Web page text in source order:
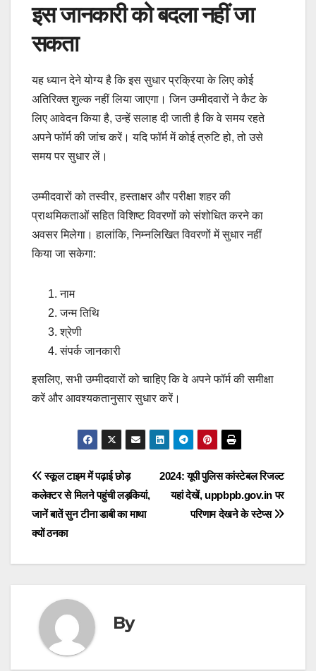
इस जानकारी को बदला नहीं जा
सकता
यह ध्यान देने योग्य है कि इस सुधार प्रक्रिया के लिए कोई
अतिरिक्त शुल्क नहीं लिया जाएगा। जिन उम्मीदवारों ने कैट के
लिए आवेदन किया है, उन्हें सलाह दी जाती है कि वे समय रहते
अपने फॉर्म की जांच करें। यदि फॉर्म में कोई त्रुटि हो, तो उसे
समय पर सुधार लें।
उम्मीदवारों को तस्वीर, हस्ताक्षर और परीक्षा शहर की
प्राथमिकताओं सहित विशिष्ट विवरणों को संशोधित करने का
अवसर मिलेगा। हालांकि, निम्नलिखित विवरणों में सुधार नहीं
किया जा सकेगा:
नाम
जन्म तिथि
श्रेणी
संपर्क जानकारी
इसलिए, सभी उम्मीदवारों को चाहिए कि वे अपने फॉर्म की समीक्षा
करें और आवश्यकतानुसार सुधार करें।
Post
navigation
2024: यूपी पुलिस कांस्टेबल रिजल्ट
यहां देखें, uppbpb.gov.in पर
परिणाम देखने के स्टेप्स
स्कूल टाइम में पढ़ाई छोड़
कलेक्टर से मिलने पहुंची लड़कियां,
जानें बातें सुन टीना डाबी का माथा
क्यों ठनका
By